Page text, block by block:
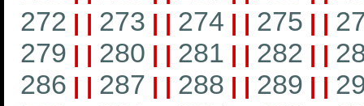
272 | | 273 | | 274 | | 275 | |
279 | | 280 | | 281 | | 282 | |
286 | | 287 | | 288 | | 289 | |